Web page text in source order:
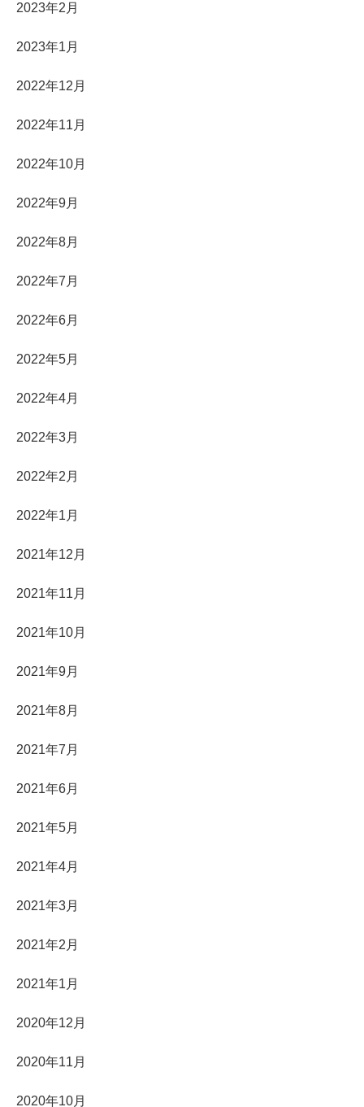
2023年2月
2023年1月
2022年12月
2022年11月
2022年10月
2022年9月
2022年8月
2022年7月
2022年6月
2022年5月
2022年4月
2022年3月
2022年2月
2022年1月
2021年12月
2021年11月
2021年10月
2021年9月
2021年8月
2021年7月
2021年6月
2021年5月
2021年4月
2021年3月
2021年2月
2021年1月
2020年12月
2020年11月
2020年10月